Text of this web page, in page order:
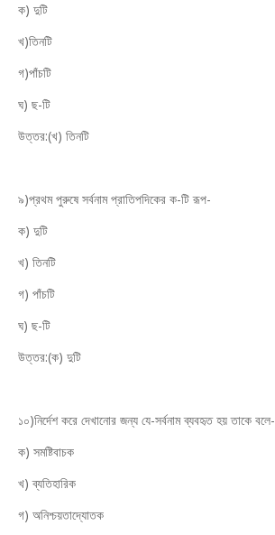
ক) দুটি
খ)তিনটি
গ)পাঁচটি
ঘ) ছ-টি
উত্তর:(খ) তিনটি
৯)প্রথম পুরুষে সর্বনাম প্রাতিপদিকের ক-টি রূপ-
ক) দুটি
খ) তিনটি
গ) পাঁচটি
ঘ) ছ-টি
উত্তর:(ক) দুটি
১০)নির্দেশ করে দেখানোর জন্য যে-সর্বনাম ব্যবহৃত হয় তাকে বলে-
ক) সমষ্টিবাচক
খ) ব্যতিহারিক
গ) অনিশ্চয়তাদ্যোতক